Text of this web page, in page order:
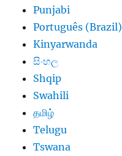
Punjabi
Português (Brazil)
Kinyarwanda
සිංහල
Shqip
Swahili
தமிழ்
Telugu
Tswana